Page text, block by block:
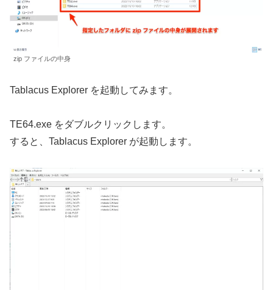
zip ファイルの中身
Tablacus Explorer を起動してみます。
TE64.exe をダブルクリックします。
すると、Tablacus Explorer が起動します。